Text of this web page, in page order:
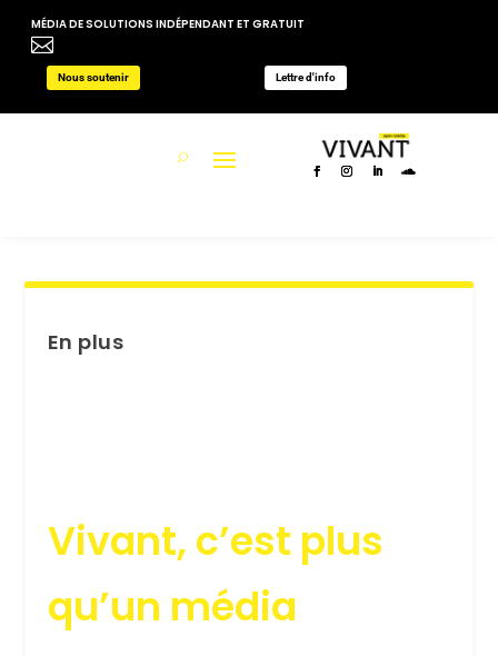
MÉDIA DE SOLUTIONS INDÉPENDANT ET GRATUIT

Nous soutenir Lettre d'info
En plus
Vivant, c’est plus
qu’un média